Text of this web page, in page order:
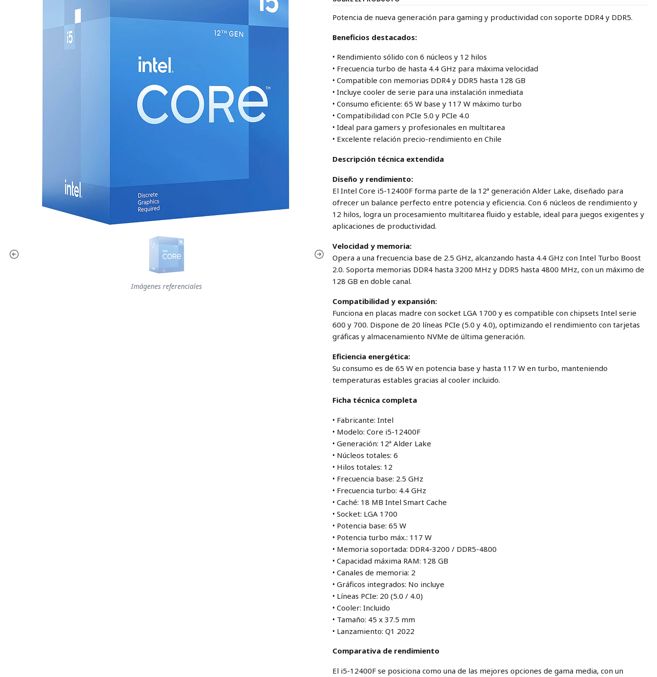
Potencia de nueva generación para gaming y productividad con soporte DDR4 y DDR5.
Beneficios destacados:
• Rendimiento sólido con 6 núcleos y 12 hilos
• Frecuencia turbo de hasta 4.4 GHz para máxima velocidad
• Compatible con memorias DDR4 y DDR5 hasta 128 GB
• Incluye cooler de serie para una instalación inmediata
• Consumo eficiente: 65 W base y 117 W máximo turbo
• Compatibilidad con PCIe 5.0 y PCIe 4.0
• Ideal para gamers y profesionales en multitarea
• Excelente relación precio-rendimiento en Chile
Descripción técnica extendida
Diseño y rendimiento:
El Intel Core i5-12400F forma parte de la 12ª generación Alder Lake, diseñado para
ofrecer un balance perfecto entre potencia y eficiencia. Con 6 núcleos de rendimiento y
12 hilos, logra un procesamiento multitarea fluido y estable, ideal para juegos exigentes y
aplicaciones de productividad.
Velocidad y memoria:
Opera a una frecuencia base de 2.5 GHz, alcanzando hasta 4.4 GHz con Intel Turbo Boost
2.0. Soporta memorias DDR4 hasta 3200 MHz y DDR5 hasta 4800 MHz, con un máximo de
128 GB en doble canal.
Compatibilidad y expansión:
Funciona en placas madre con socket LGA 1700 y es compatible con chipsets Intel serie
600 y 700. Dispone de 20 líneas PCIe (5.0 y 4.0), optimizando el rendimiento con tarjetas
gráficas y almacenamiento NVMe de última generación.
Eficiencia energética:
Su consumo es de 65 W en potencia base y hasta 117 W en turbo, manteniendo
temperaturas estables gracias al cooler incluido.
Ficha técnica completa
• Fabricante: Intel
• Modelo: Core i5-12400F
• Generación: 12ª Alder Lake
• Núcleos totales: 6
• Hilos totales: 12
• Frecuencia base: 2.5 GHz
• Frecuencia turbo: 4.4 GHz
• Caché: 18 MB Intel Smart Cache
• Socket: LGA 1700
• Potencia base: 65 W
• Potencia turbo máx.: 117 W
• Memoria soportada: DDR4-3200 / DDR5-4800
• Capacidad máxima RAM: 128 GB
• Canales de memoria: 2
• Gráficos integrados: No incluye
• Líneas PCIe: 20 (5.0 / 4.0)
• Cooler: Incluido
• Tamaño: 45 x 37.5 mm
• Lanzamiento: Q1 2022
Comparativa de rendimiento
El i5-12400F se posiciona como una de las mejores opciones de gama media, con un